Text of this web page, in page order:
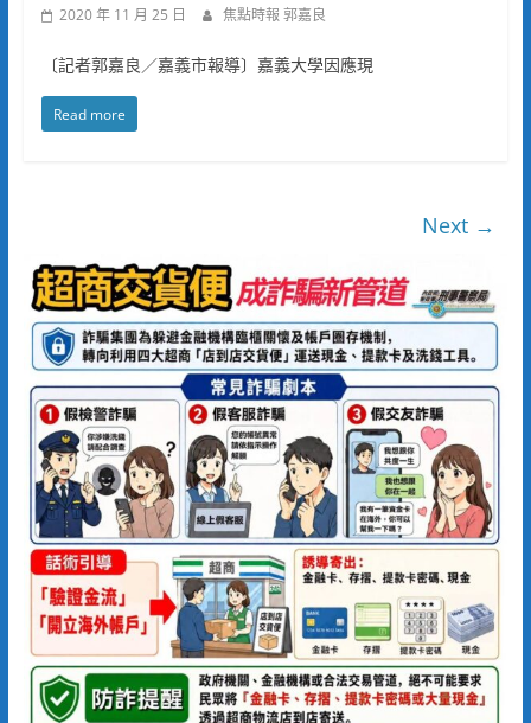
2020 年 11 月 25 日 焦點時報 郭嘉良
〔記者郭嘉良／嘉義市報導〕嘉義大學因應現
Read more
Next →